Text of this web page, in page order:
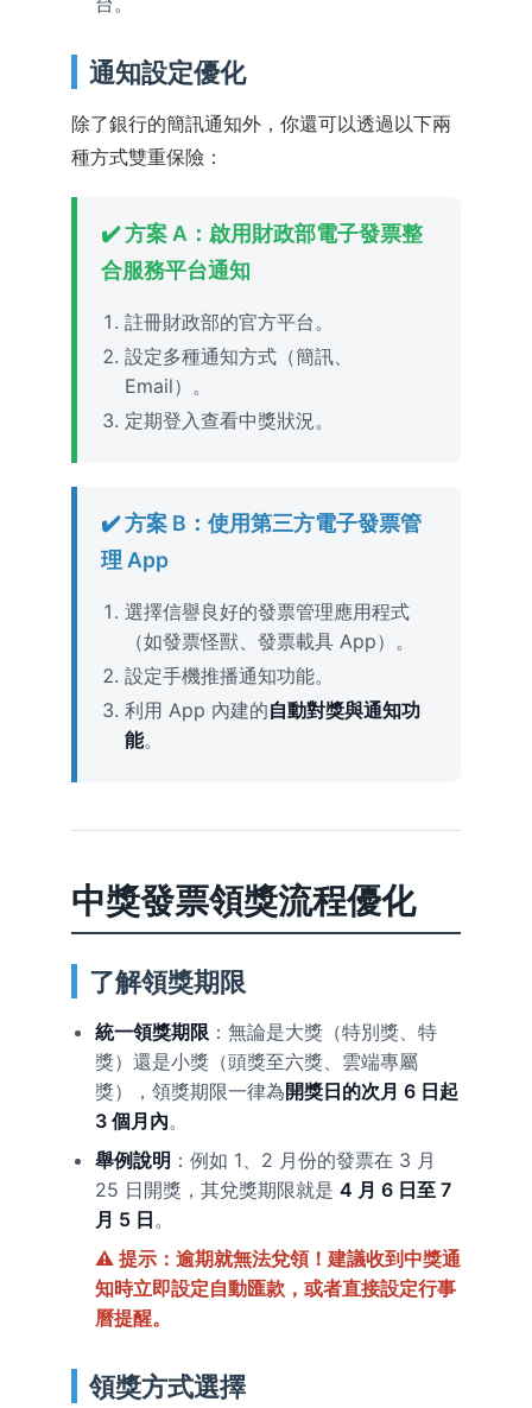
通知設定優化
除了銀行的簡訊通知外，你還可以透過以下兩
種方式雙重保險：
✔️ 方案 A：啟用財政部電子發票整
合服務平台通知
註冊財政部的官方平台。
設定多種通知方式（簡訊、
Email）。
定期登入查看中獎狀況。
✔️ 方案 B：使用第三方電子發票管
理 App
選擇信譽良好的發票管理應用程式
（如發票怪獸、發票載具 App）。
設定手機推播通知功能。
利用 App 內建的自動對獎與通知功
能。
中獎發票領獎流程優化
了解領獎期限
統一領獎期限 ：無論是大獎（特別獎、特
獎）還是小獎（頭獎至六獎、雲端專屬
獎），領獎期限一律為開獎日的次月 6 日起
3 個月內。
舉例說明 ：例如 1、2 月份的發票在 3 月
25 日開獎，其兌獎期限就是 4 月 6 日至 7
月 5 日 。
⚠️ 提示：逾期就無法兌領！建議收到中獎通
知時立即設定自動匯款，或者直接設定行事
曆提醒。
領獎方式選擇